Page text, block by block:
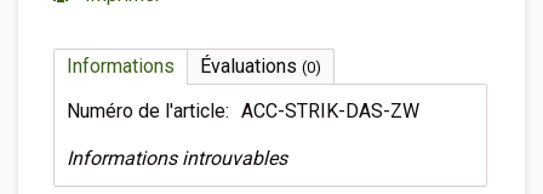
Informations Évaluations (0)
Numéro de l'article: ACC-STRIK-DAS-ZW
Informations introuvables